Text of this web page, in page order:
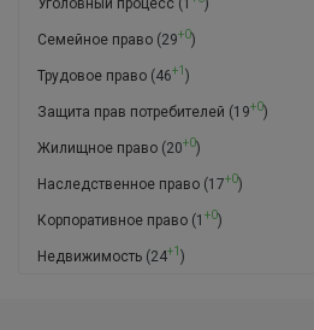
Семейное право (29+0)
Трудовое право (46+1 )
Защита прав потребителей (19+0)
Жилищное право (20+0)
Наследственное право (17+0)
Корпоративное право (1 +0)
Недвижимость (24+1 )